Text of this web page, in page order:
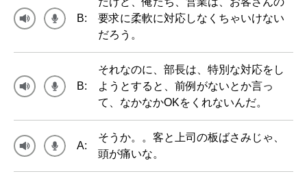
B:
要求に柔軟に対応しなくちゃいけない
だろう。
B:
それなのに、部長は、特別な対応をし
ようとすると、前例がないとか言っ
て、なかなかOKをくれないんだ。
A:
そうか。。客と上司の板ばさみじゃ、
頭が痛いな。